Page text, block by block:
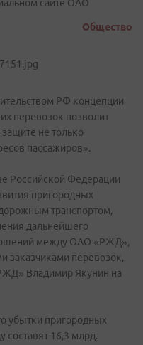
сайте ОАО
Общество
РФ концепции
перевозок позволит
не только
пассажиров».
Российской Федерации
пригородных
транспортом,
дальнейшего
между ОАО «РЖД»,
заказчиками перевозок,
Владимир Якунин на
убытки пригородных
составят 16,3 млрд.